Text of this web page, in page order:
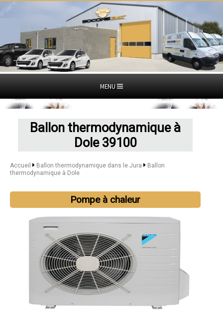
MENU
Ballon thermodynamique à
Dole 39100
Accueil Ballon thermodynamique dans le Jura
Ballon
thermodynamique à Dole
Pompe à chaleur